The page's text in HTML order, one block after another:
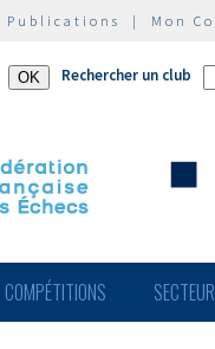
Publications | Mon
Rechercher un club
COMPÉTITIONS